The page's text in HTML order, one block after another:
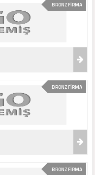
BRONZ FİRMA
BRONZ FİRMA
BRONZ FİRMA